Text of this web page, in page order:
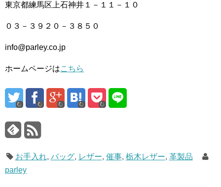
東京都練馬区上石神井１－１１－１０
０３－３９２０－３８５０
info@parley.co.jp
ホームページはこちら
お手入れ, バッグ, レザー, 催事, 栃木レザー, 革製品
parley